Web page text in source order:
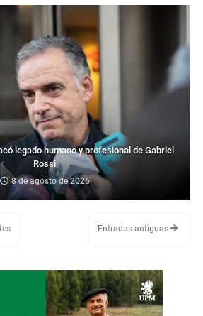
legado humano y profesional de Gabriel
Rossi
8 de agosto de 2026
Entradas antiguas